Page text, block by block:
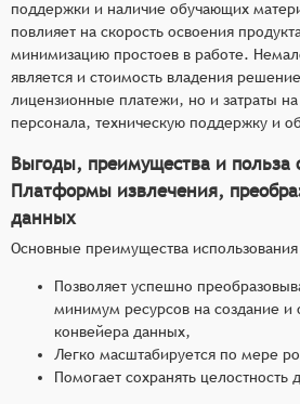
поддержки и наличие обучающих
повлияет на скорость освоения
минимизацию простоев в работе.
является и стоимость владения
лицензионные платежи, но и затраты
персонала, техническую поддержку и
Выгоды, преимущества и польза
Платформы извлечения,
данных
Основные преимущества
Позволяет успешно
минимум ресурсов на создание и
конвейера данных,
Легко масштабируется по мере
Помогает сохранять целостность